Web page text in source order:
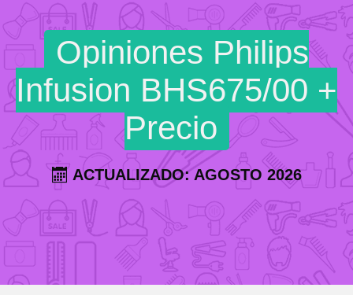
Opiniones Philips
Infusion BHS675/00 +
Precio
ACTUALIZADO: AGOSTO 2026